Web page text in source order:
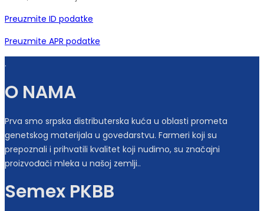
Preuzmite ID podatke
Preuzmite APR podatke
.
O NAMA
Prva smo srpska distributerska kuća u oblasti prometa
genetskog materijala u govedarstvu. Farmeri koji su
prepoznali i prihvatili kvalitet koji nudimo, su značajni
proizvođači mleka u našoj zemlji..
Semex PKBB